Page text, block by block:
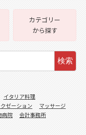
カテゴリー
から探す
検索
イタリア料理
ゼーション
マッサージ
病院
会計事務所